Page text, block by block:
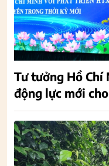
Tư tưởng Hồ
động lực mới